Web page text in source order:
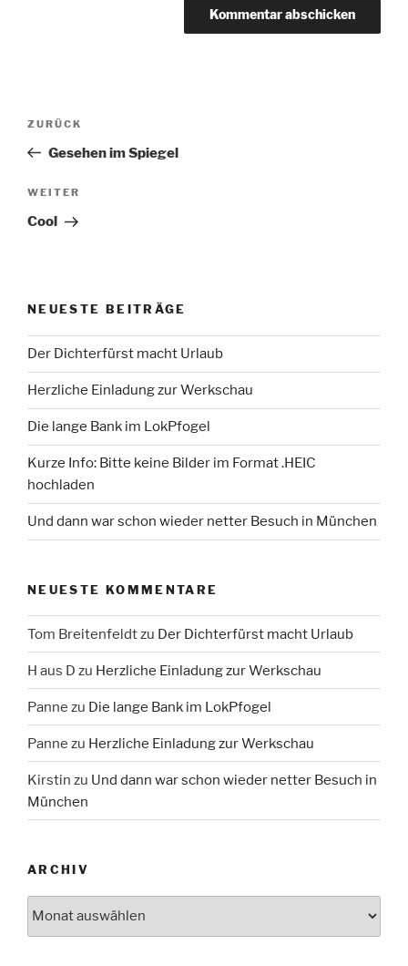
Beitragsnavigation
Vorheriger
Beitrag
ZURÜCK
Gesehen im Spiegel
Nächster
Beitrag
WEITER
Cool
NEUESTE BEITRÄGE
Der Dichterfürst macht Urlaub
Herzliche Einladung zur Werkschau
Die lange Bank im LokPfogel
Kurze Info: Bitte keine Bilder im Format .HEIC
hochladen
Und dann war schon wieder netter Besuch in München
NEUESTE KOMMENTARE
Tom Breitenfeldtzu Der Dichterfürst macht Urlaub
H aus D zu Herzliche Einladung zur Werkschau
Panne zu Die lange Bank im LokPfogel
Panne zu Herzliche Einladung zur Werkschau
Kirstin zu Und dann war schon wieder netter Besuch in
München
ARCHIV